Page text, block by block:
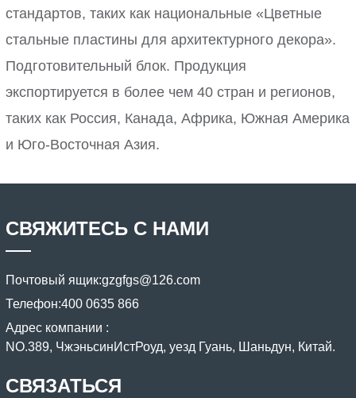
стандартов, таких как национальные «Цветные
стальные пластины для архитектурного декора».
Подготовительный блок. Продукция
экспортируется в более чем 40 стран и регионов,
таких как Россия, Канада, Африка, Южная Америка
и Юго-Восточная Азия.
СВЯЖИТЕСЬ С НАМИ
Почтовый ящик:gzgfgs@126.com
Телефон:400 0635 866
Адрес компании :
NO.389, ЧжэньсинИстРоуд, уезд Гуань, Шаньдун, Китай.
СВЯЗАТЬСЯ